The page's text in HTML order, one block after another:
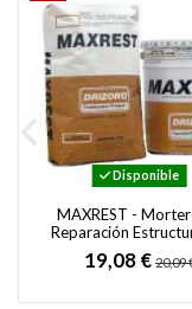
Disponible
MAXREST -
Reparación
Fraguado Rápido y
Retracción
19,08 € 20,09